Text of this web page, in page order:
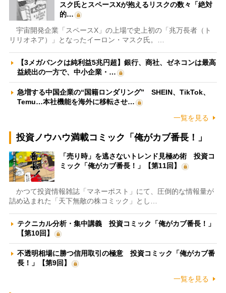
スク氏とスペースXが抱えるリスクの数々「絶対
的…
宇宙開発企業「スペースX」の上場で史上初の「兆万長者（ト
リリオネア）」となったイーロン・マスク氏。…
【3メガバンクは純利益5兆円超】銀行、商社、ゼネコンは最高
益続出の一方で、中小企業・…
急増する中国企業の“国籍ロンダリング” SHEIN、TikTok、
Temu…本社機能を海外に移転させ…
一覧を見る
投資ノウハウ満載コミック「俺がカブ番長！」
「売り時」を逃さないトレンド見極め術 投資コ
ミック「俺がカブ番長！」【第11回】
かつて投資情報雑誌「マネーポスト」にて、圧倒的な情報量が
詰め込まれた「天下無敵の株コミック」とし…
テクニカル分析・集中講義 投資コミック「俺がカブ番長！」
【第10回】
不透明相場に勝つ信用取引の極意 投資コミック「俺がカブ番
長！」【第9回】
一覧を見る